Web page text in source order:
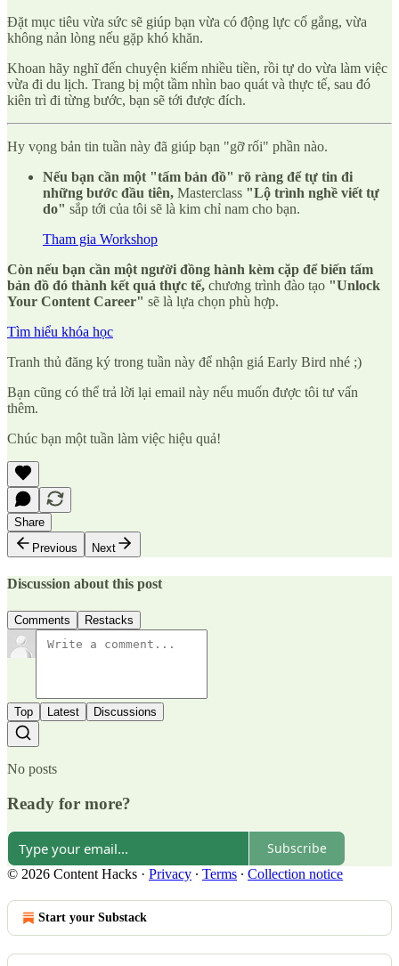
Đặt mục tiêu vừa sức sẽ giúp bạn vừa có động lực cố gắng, vừa
không nản lòng nếu gặp khó khăn.
Khoan hãy nghĩ đến chuyện kiếm nhiều tiền, rồi tự do vừa làm việc
vừa đi du lịch. Trang bị một tầm nhìn bao quát và thực tế, sau đó
kiên trì đi từng bước, bạn sẽ tới được đích.
Hy vọng bản tin tuần này đã giúp bạn "gỡ rối" phần nào.
Nếu bạn cần một "tấm bản đồ" rõ ràng để tự tin đi
những bước đầu tiên, Masterclass "Lộ trình nghề viết tự
do" sắp tới của tôi sẽ là kim chỉ nam cho bạn.
Tham gia Workshop
Còn nếu bạn cần một người đồng hành kèm cặp để biến tấm
bản đồ đó thành kết quả thực tế, chương trình đào tạo "Unlock
Your Content Career" sẽ là lựa chọn phù hợp.
Tìm hiểu khóa học
Tranh thủ đăng ký trong tuần này để nhận giá Early Bird nhé ;)
Bạn cũng có thể trả lời lại email này nếu muốn được tôi tư vấn
thêm.
Chúc bạn một tuần làm việc hiệu quả!
Share
Previous
Next
Discussion about this post
Comments Restacks
Top Latest Discussions
No posts
Ready for more?
Subscribe
© 2026 Content Hacks · Privacy ∙ Terms ∙ Collection notice
Start your Substack